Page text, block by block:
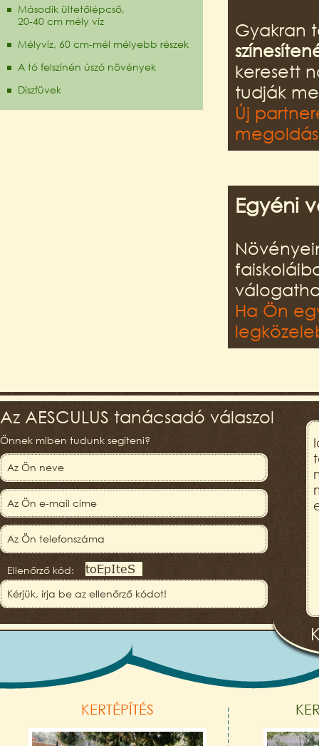
Második ültetőlépcső,
20-40 cm mély víz
Mélyvíz, 60 cm-mél mélyebb részek
A tó felszínén úszó növények
Díszfüvek
Gyakran
keresett
tudják
Új
Egyéni
Ha Ön
Az AESCULUS tanácsadó válaszol
Önnek miben tudunk segíteni?
Ellenőrző kód:
KERTÉPÍTÉS